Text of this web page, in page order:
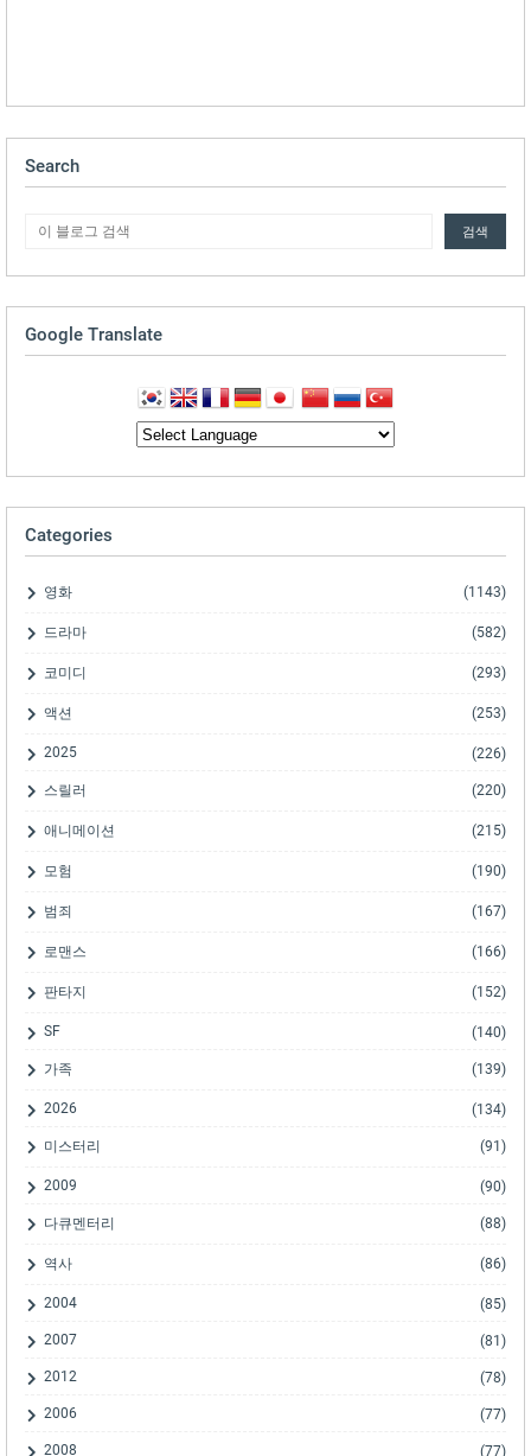
Search
Google Translate
Categories
영화 (1143)
드라마 (582)
코미디 (293)
액션 (253)
2025 (226)
스릴러 (220)
애니메이션 (215)
모험 (190)
범죄 (167)
로맨스 (166)
판타지 (152)
SF (140)
가족 (139)
2026 (134)
미스터리 (91)
2009 (90)
다큐멘터리 (88)
역사 (86)
2004 (85)
2007 (81)
2012 (78)
2006 (77)
2008 (77)